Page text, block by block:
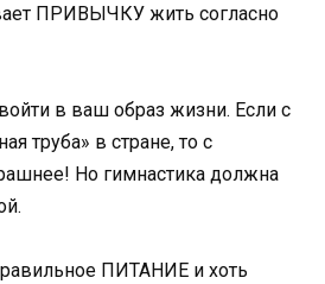
ПРИВЫЧКУ жить согласно
в ваш образ жизни. Если с
труба» в стране, то с
Но гимнастика должна
ПИТАНИЕ и хоть